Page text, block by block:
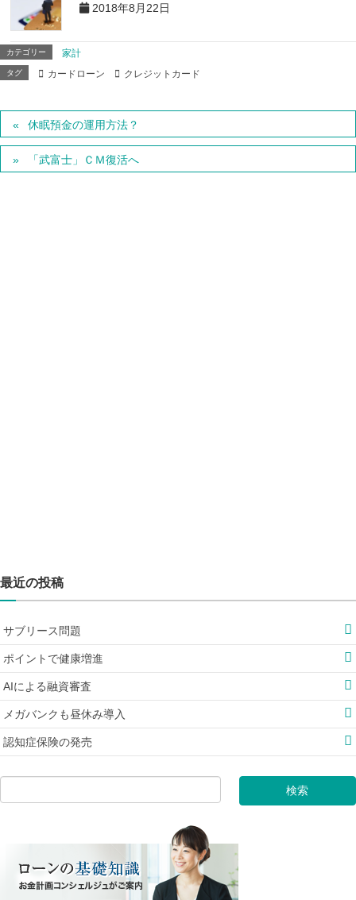
2018年8月22日
カテゴリー 家計
タグ カードローン クレジットカード
休眠預金の運用方法？
「武富士」ＣＭ復活へ
最近の投稿
サブリース問題
ポイントで健康増進
AIによる融資審査
メガバンクも昼休み導入
認知症保険の発売